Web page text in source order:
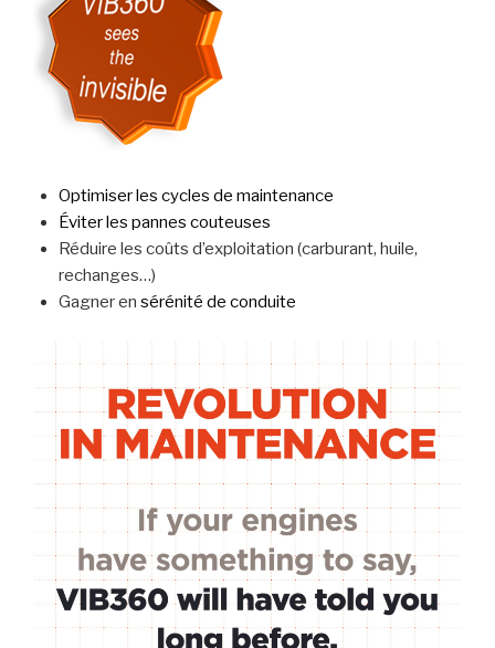
Optimiser les cycles de maintenance
Éviter les pannes couteuses
Réduire les coûts d’exploitation (carburant, huile,
rechanges…)
Gagner en sérénité de conduite